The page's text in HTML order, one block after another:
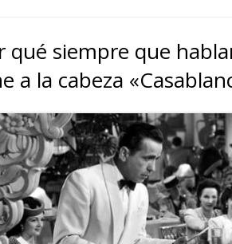
qué siempre que
a la cabeza